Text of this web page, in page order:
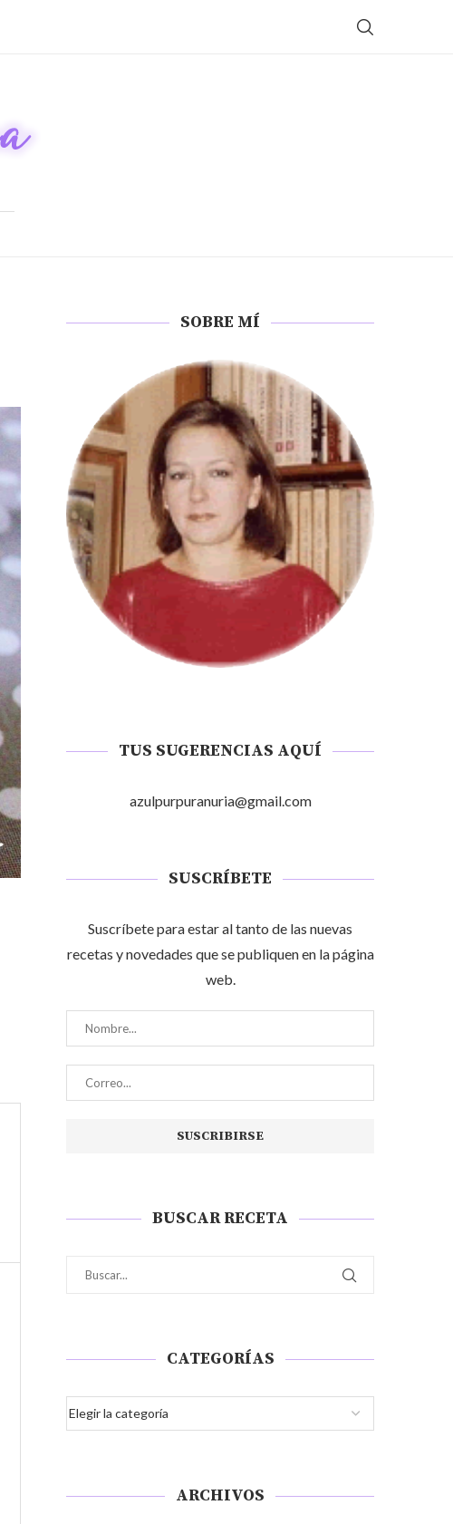
SOBRE MÍ
TUS SUGERENCIAS AQUÍ
azulpurpuranuria@gmail.com
SUSCRÍBETE
Suscríbete para estar al tanto de las nuevas
recetas y novedades que se publiquen en la página
web.
BUSCAR RECETA
CATEGORÍAS
ARCHIVOS